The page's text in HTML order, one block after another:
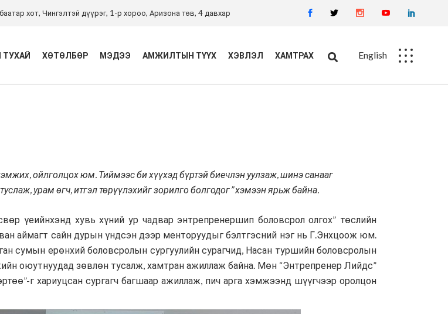
хот, Чингэлтэй дүүрэг, 1-р хороо, Аризона төв, 4 давхар
ТУХАЙ ХӨТӨЛБӨР
Хүүхдийн эрхийн засаглал
хөтөлбөр
Хүүхдийн ядуурлыг
бууруулах хөтөлбөр
Хүмүүнлэгийн тусламж/Уур
МЭДЭЭ АМЖИЛТЫН ТҮҮХ ХЭВЛЭЛ ХАМТРАХ English
ойлголцох юм. Тиймээс би хүүхэд бүртэй биечлэн уулзаж, шинэ санааг
урам өгч, итгэл төрүүлэхийг зорилго болгодог” хэмээн ярьж байна.
үеийнхэнд хувь хүний ур чадвар энтрепренершип боловсрол олгох” төслийн
аймагт сайн дурын үндсэн дээр менторуудыг бэлтгэсний нэг нь Г.Энхцоож юм.
сумын ерөнхий боловсролын сургуулийн сурагчид, Насан туршийн боловсролын
оюутнуудад зөвлөн тусалж, хамтран ажиллаж байна. Мөн “Энтрепренер Лийдс”
г хариуцсан сургагч багшаар ажиллаж, пич арга хэмжээнд шүүгчээр оролцон